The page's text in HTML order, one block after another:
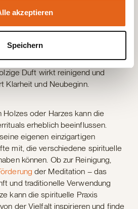
akzeptieren
Speichern
Birkenholz stammt von Bäumen
in Europa und Nordamerika
böser Geister und zur
und Neubeginn verwendet. Der
Duft wirkt reinigend und
Klarheit und Neubeginn.
Holzes oder Harzes kann die
erheblich beeinflussen.
eigenen einzigartigen
mit, die verschiedene spirituelle
können. Ob zur Reinigung,
der Meditation – das
und traditionelle Verwendung
kann die spirituelle Praxis
der Vielfalt inspirieren und finde